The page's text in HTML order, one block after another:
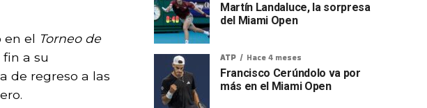
en el Torneo de
a su
de regreso a las
Martín Landaluce, la sorpresa
del Miami Open
ATP Hace 4 meses
Francisco Cerúndolo va por
más en el Miami Open